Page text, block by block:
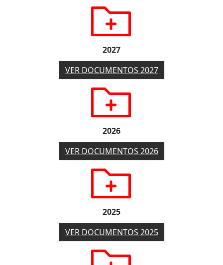
2027
VER DOCUMENTOS 2027
2026
VER DOCUMENTOS 2026
2025
VER DOCUMENTOS 2025